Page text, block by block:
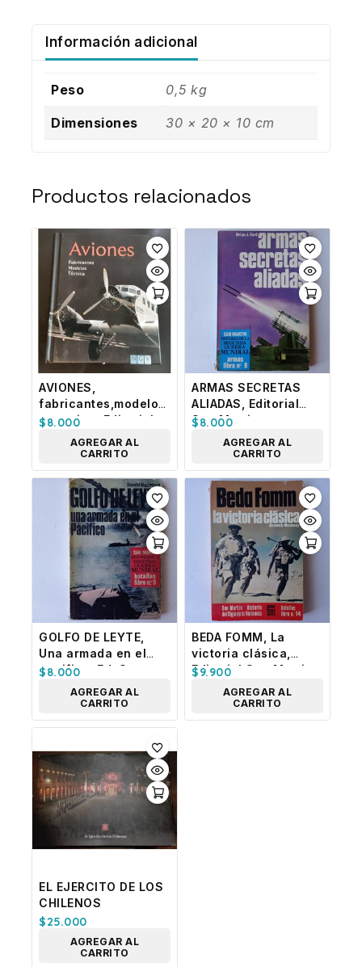
Información adicional
Peso 0,5 kg
Dimensiones 30 × 20 × 10 cm
Productos relacionados
AVIONES,
fabricantes,modelos
y tecnica. Editorial
$8.000
AGREGAR AL
CARRITO
ARMAS SECRETAS
ALIADAS, Editorial
San Martin
$8.000
AGREGAR AL
CARRITO
GOLFO DE LEYTE,
Una armada en el
pacifico, Ed. San
Martin
$8.000
AGREGAR AL
CARRITO
BEDA FOMM, La
victoria clásica,
Editorial San Martin
$9.900
AGREGAR AL
CARRITO
EL EJERCITO DE LOS
CHILENOS
$25.000
AGREGAR AL
CARRITO